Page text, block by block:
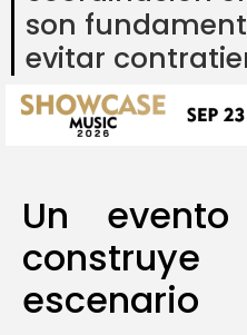
son
evitar
Un
escenario